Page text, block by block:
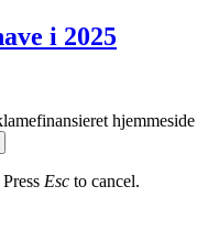
i 2025
hjemmeside
Esc to cancel.